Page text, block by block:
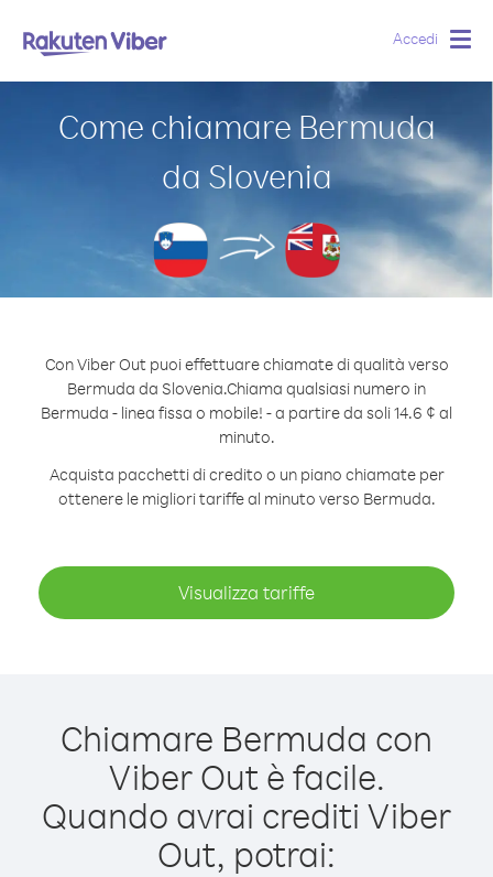
Accedi
Come chiamare Bermuda
da Slovenia
Con Viber Out puoi effettuare chiamate di qualità verso
Bermuda da Slovenia.Chiama qualsiasi numero in
Bermuda - linea fissa o mobile! - a partire da soli 14.6 ¢ al
minuto.
Acquista pacchetti di credito o un piano chiamate per
ottenere le migliori tariffe al minuto verso Bermuda.
Visualizza tariffe
Chiamare Bermuda con
Viber Out è facile.
Quando avrai crediti Viber
Out, potrai: